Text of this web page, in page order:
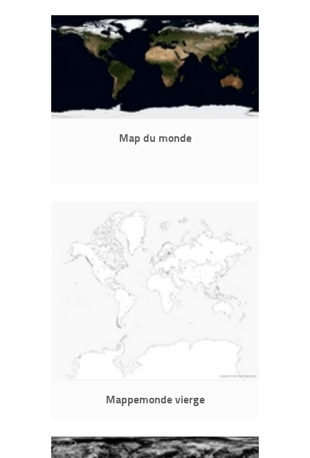
Map du monde
Mappemonde vierge